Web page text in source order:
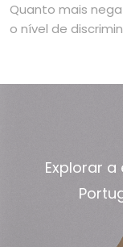
Quanto mais
o nível de
Explorar